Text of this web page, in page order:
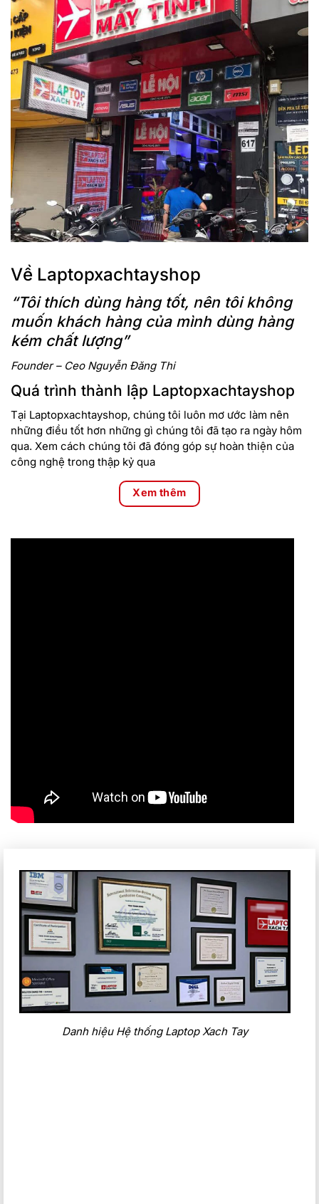
cũng không thành vấn đề với laptop HP Gaming Victus 16-
E1107AX. Tích hợp nhiều tính năng tiện ích đa dạng, hỗ trợ từ
công việc đến giải trí một cách tối ưu.
Hoạt động với hiệu suất cực cao, phiên bản laptop này được
nhà HP ưu ái tặng thêm bộ RAM 8GB cho phép bạn thoải mái
lưu trữ toàn bộ dữ liệu, hình ảnh.
Về Laptopxachtayshop
“Tôi thích dùng hàng tốt, nên tôi không
muốn khách hàng của mình dùng hàng
kém chất lượng”
Founder – Ceo Nguyễn Đăng Thi
Quá trình thành lập Laptopxachtayshop
Tại Laptopxachtayshop, chúng tôi luôn mơ ước làm nên
những điều tốt hơn những gì chúng tôi đã tạo ra ngày hôm
qua. Xem cách chúng tôi đã đóng góp sự hoàn thiện của
công nghệ trong thập kỷ qua
Xem thêm
Danh hiệu Hệ thống Laptop Xach Tay